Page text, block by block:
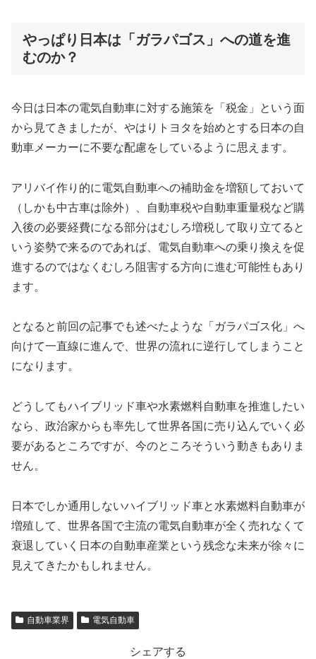
やっぱり日本は「ガラパゴス」への道を進
むのか？
今日は日本の電気自動車に対する施策を「税金」という面
から見てきましたが、やはりトヨタを始めとする日本の自
動車メーカーに不要な配慮をしているように思えます。
アリバイ作り的に電気自動車への補助金を増額しておいて
（しかも中古車は除外）、自動車税や自動車重量税など購
入後の必要経費になる部分はむしろ増税して取り立てると
いう姿勢で来るのであれば、電気自動車への乗り換えを促
進するのではなくむしろ阻害する方向に進む可能性もあり
ます。
となると前回の記事でも述べたような「ガラパゴス化」へ
向けて一直線に進んで、世界の流れに逆行してしまうこと
になります。
どうしてもハイブリッド車や水素燃料自動車を推進したい
なら、政治家からも率先して世界各国に売り込んでいく必
要があるところですが、今のところそういう動きもありま
せん。
日本でしか通用しないハイブリッド車と水素燃料自動車が
増殖して、世界各国で主流の電気自動車が全く売れなくて
衰退していく日本の自動車産業という残念な未来が徐々に
見えてきたかもしれません。
自動車業界 電気自動車
シェアする